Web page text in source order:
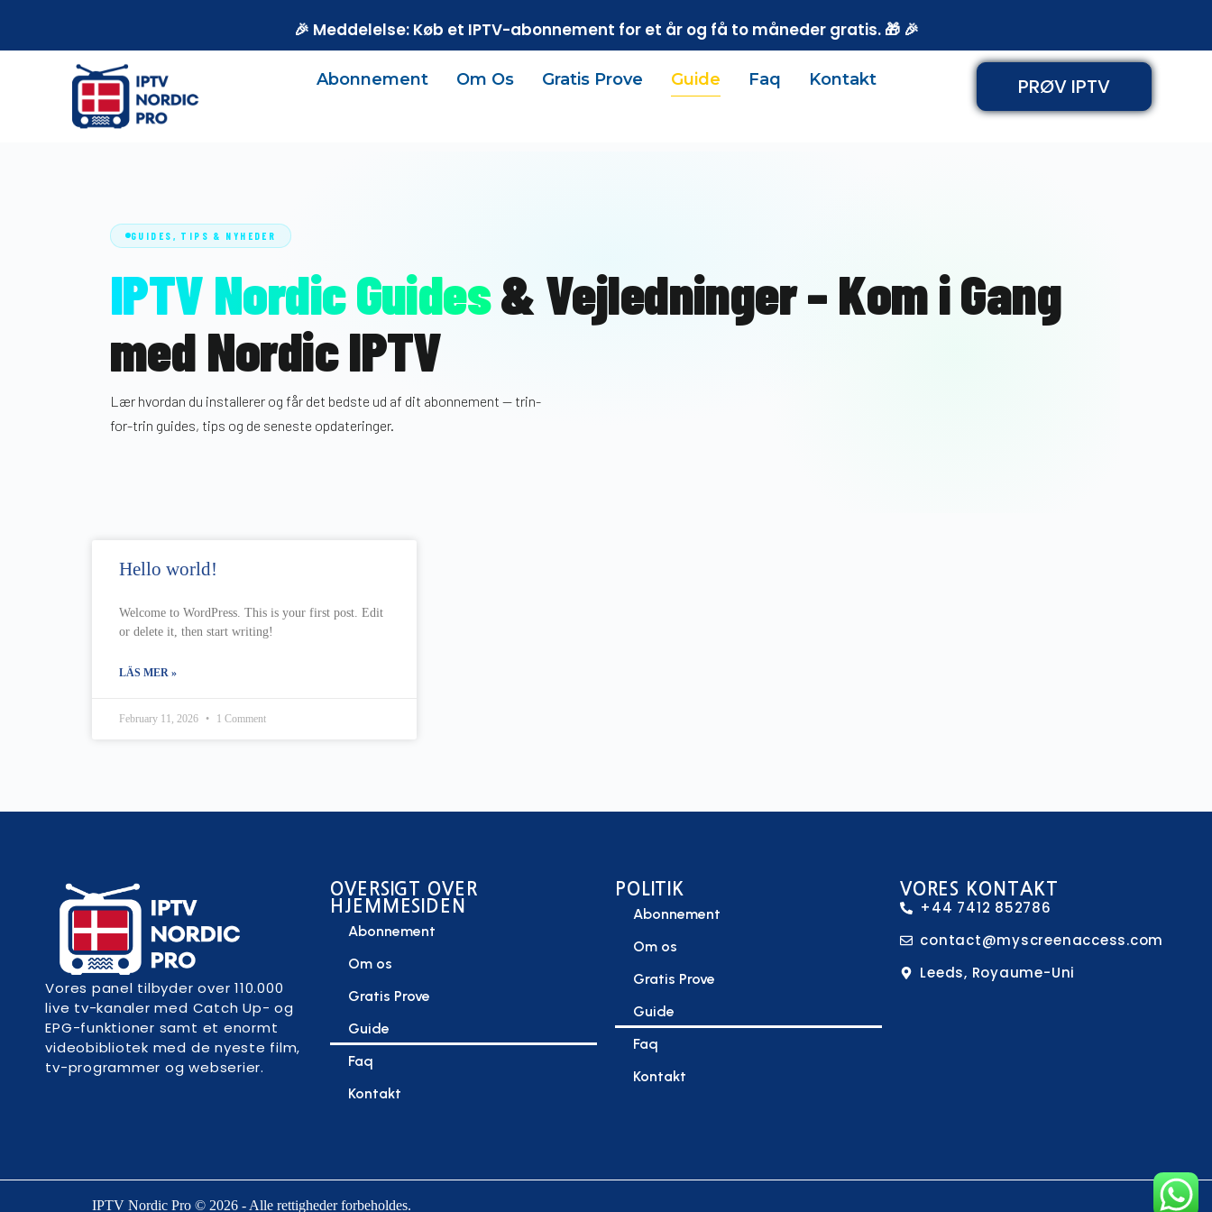
🎉 Meddelelse: Køb et IPTV-abonnement for et år og få to måneder gratis. 🎁 🎉
Abonnement Om Os Gratis Prove Guide Faq Kontakt PRØV IPTV
GUIDES, TIPS & NYHEDER
IPTV Nordic Guides& Vejledninger – Kom i Gang
med Nordic IPTV
Lær hvordan du installerer og får det bedste ud af dit abonnement — trin-
for-trin guides, tips og de seneste opdateringer.
Hello world!
Welcome to WordPress. This is your first post. Edit
or delete it, then start writing!
LÄS MER »
February 11, 2026 1 Comment
Vores panel tilbyder over 110.000
live tv-kanaler med Catch Up- og
EPG-funktioner samt et enormt
videobibliotek med de nyeste film,
tv-programmer og webserier.
OVERSIGT OVER
HJEMMESIDEN
Abonnement
Om os
Gratis Prove
Guide
Faq
Kontakt
POLITIK
Abonnement
Om os
Gratis Prove
Guide
Faq
Kontakt
VORES KONTAKT
+44 7412 852786
contact@myscreenaccess.com
Leeds, Royaume-Uni
IPTV Nordic Pro © 2026 - Alle rettigheder forbeholdes.